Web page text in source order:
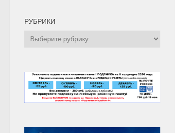
РУБРИКИ
Рубрики